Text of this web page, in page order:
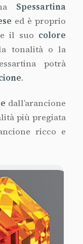
Spessartina
ed è proprio
il suo colore
tonalità o la
potrà
.
dall’arancione
più pregiata
ricco e